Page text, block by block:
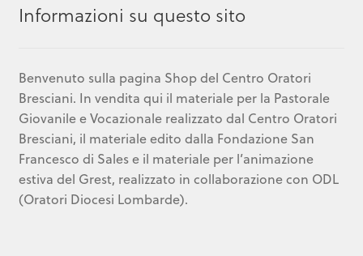
essere
pagina
del
prodotto
Informazioni su questo sito
Benvenuto sulla pagina Shop del Centro Oratori
Bresciani. In vendita qui il materiale per la Pastorale
Giovanile e Vocazionale realizzato dal Centro Oratori
Bresciani, il materiale edito dalla Fondazione San
Francesco di Sales e il materiale per l’animazione
estiva del Grest, realizzato in collaborazione con ODL
(Oratori Diocesi Lombarde).